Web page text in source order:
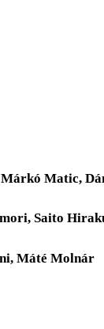
Matic,
Saito
Máté Molnár